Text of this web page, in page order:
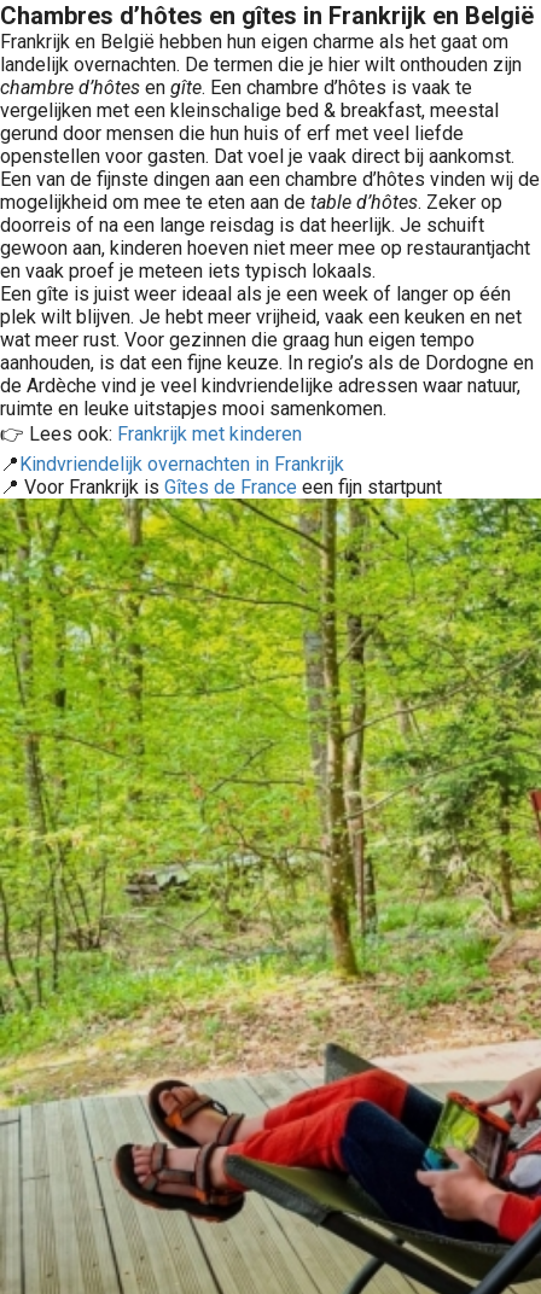
Chambres d’hôtes en gîtes in Frankrijk en België
Frankrijk en België hebben hun eigen charme als het gaat om
landelijk overnachten. De termen die je hier wilt onthouden zijn
chambre d’hôtes en gîte. Een chambre d’hôtes is vaak te
vergelijken met een kleinschalige bed & breakfast, meestal
gerund door mensen die hun huis of erf met veel liefde
openstellen voor gasten. Dat voel je vaak direct bij aankomst.
Een van de fijnste dingen aan een chambre d’hôtes vinden wij de
mogelijkheid om mee te eten aan de table d’hôtes. Zeker op
doorreis of na een lange reisdag is dat heerlijk. Je schuift
gewoon aan, kinderen hoeven niet meer mee op restaurantjacht
en vaak proef je meteen iets typisch lokaals.
Een gîte is juist weer ideaal als je een week of langer op één
plek wilt blijven. Je hebt meer vrijheid, vaak een keuken en net
wat meer rust. Voor gezinnen die graag hun eigen tempo
aanhouden, is dat een fijne keuze. In regio’s als de Dordogne en
de Ardèche vind je veel kindvriendelijke adressen waar natuur,
ruimte en leuke uitstapjes mooi samenkomen.
👉 Lees ook: Frankrijk met kinderen
📍 Kindvriendelijk overnachten in Frankrijk
📍 Voor Frankrijk is Gîtes de France een fijn startpunt